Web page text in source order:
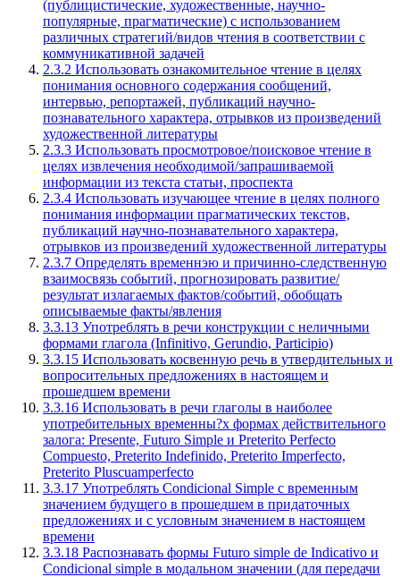
(публицистические, художественные, научно-
популярные, прагматические) с использованием
различных стратегий/видов чтения в соответствии с
коммуникативной задачей
2.3.2 Использовать ознакомительное чтение в целях
понимания основного содержания сообщений,
интервью, репортажей, публикаций научно-
познавательного характера, отрывков из произведений
художественной литературы
2.3.3 Использовать просмотровое/поисковое чтение в
целях извлечения необходимой/запрашиваемой
информации из текста статьи, проспекта
2.3.4 Использовать изучающее чтение в целях полного
понимания информации прагматических текстов,
публикаций научно-познавательного характера,
отрывков из произведений художественной литературы
2.3.7 Определять временнэю и причинно-следственную
взаимосвязь событий, прогнозировать развитие/
результат излагаемых фактов/событий, обобщать
описываемые факты/явления
3.3.13 Употреблять в речи конструкции с неличными
формами глагола (Infinitivo, Gerundio, Participio)
3.3.15 Использовать косвенную речь в утвердительных и
вопросительных предложениях в настоящем и
прошедшем времени
3.3.16 Использовать в речи глаголы в наиболее
употребительных временны?х формах действительного
залога: Presente, Futuro Simple и Preterito Perfecto
Compuesto, Preterito Indefinido, Preterito Imperfecto,
Preterito Pluscuamperfecto
3.3.17 Употреблять Condicional Simple с временным
значением будущего в прошедшем в придаточных
предложениях и с условным значением в настоящем
времени
3.3.18 Распознавать формы Futuro simple de Indicativo и
Condicional simple в модальном значении (для передачи